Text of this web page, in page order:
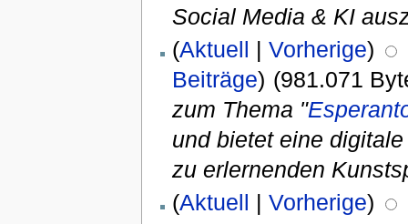
Social Media & KI
(Aktuell | Vorherige)
Beiträge) (981.071
zum Thema "
und bietet eine
zu erlernenden
(Aktuell | Vorherige)